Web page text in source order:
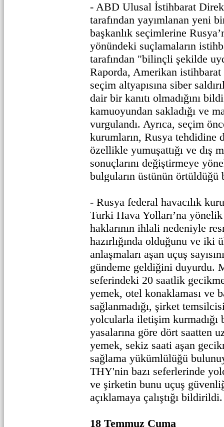
- ABD Ulusal İstihbarat
tarafından yayımlanan yeni
başkanlık seçimlerine
yönündeki suçlamaların
tarafından "bilinçli şekilde
Raporda, Amerikan istihbarat
seçim altyapısına siber
dair bir kanıtı olmadığını
kamuoyundan sakladığı ve
vurgulandı. Ayrıca, seçim
kurumların, Rusya tehdidine
özellikle yumuşattığı ve dış
sonuçlarını değiştirmeye
bulguların üstünün
- Rusya federal havacılık
Turki Hava Yolları’na
haklarının ihlali nedeniyle
hazırlığında olduğunu ve iki
anlaşmaları aşan uçuş
gündeme geldiğini duyurdu.
seferindeki 20 saatlik
yemek, otel konaklaması ve
sağlanmadığı, şirket
yolcularla iletişim
yasalarına göre dört saatten
yemek, sekiz saati aşan
sağlama yükümlülüğü
THY'nin bazı seferlerinde
ve şirketin bunu uçuş
açıklamaya çalıştığı bildirildi.
18 Temmuz Cuma